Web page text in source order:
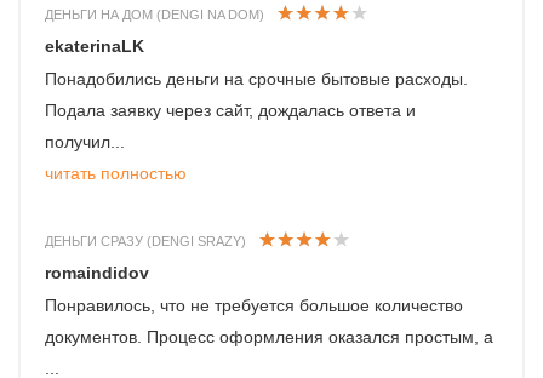
ДЕНЬГИ НА ДОМ (DENGI NA DOM)
ekaterinaLK
Понадобились деньги на срочные бытовые расходы.
Подала заявку через сайт, дождалась ответа и
получил...
читать полностью
ДЕНЬГИ СРАЗУ (DENGI SRAZY)
romaindidov
Понравилось, что не требуется большое количество
документов. Процесс оформления оказался простым, а